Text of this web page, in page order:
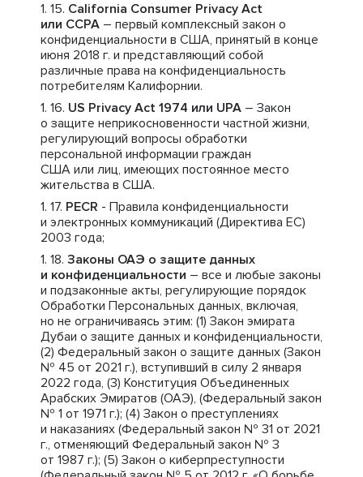
California Consumer Privacy Act
или CCPA – первый комплексный закон о
конфиденциальности в США, принятый в конце
июня 2018 г. и представляющий собой
различные права на конфиденциальность
потребителям Калифорнии.
US Privacy Act 1974 или UPA – Закон
о защите неприкосновенности частной жизни,
регулирующий вопросы обработки
персональной информации граждан
США или лиц, имеющих постоянное место
жительства в США.
PECR - Правила конфиденциальности
и электронных коммуникаций (Директива ЕС)
2003 года;
Законы ОАЭ о защите данных
и конфиденциальности – все и любые законы
и подзаконные акты, регулирующие порядок
Обработки Персональных данных, включая,
но не ограничиваясь этим: (1) Закон эмирата
Дубаи о защите данных и конфиденциальности,
(2) Федеральный закон о защите данных (Закон
№ 45 от 2021 г.), вступивший в силу 2 января
2022 года, (3) Конституция Объединенных
Арабских Эмиратов (ОАЭ), (Федеральный закон
№ 1 от 1971 г.); (4) Закон о преступлениях
и наказаниях (Федеральный закон № 31 от 2021
г., отменяющий Федеральный закон № 3
от 1987 г.); (5) Закон о киберпреступности